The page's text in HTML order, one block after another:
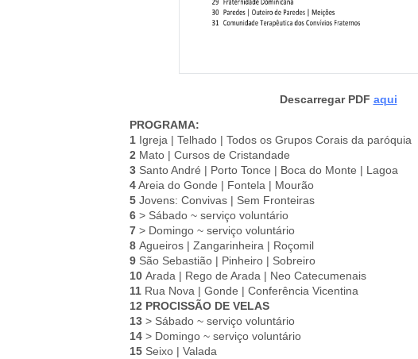
Descarregar PDF aqui
PROGRAMA:
1 Igreja | Telhado | Todos os Grupos Corais da paróquia
2 Mato | Cursos de Cristandade
3 Santo André | Porto Tonce | Boca do Monte | Lagoa
4Areia do Gonde | Fontela | Mourão
5 Jovens: Convivas | Sem Fronteiras
6 > Sábado ~ serviço voluntário
7 > Domingo ~ serviço voluntário
8 Agueiros | Zangarinheira | Roçomil
9 São Sebastião | Pinheiro | Sobreiro
10 Arada | Rego de Arada | Neo Catecumenais
11 Rua Nova | Gonde | Conferência Vicentina
12 PROCISSÃO DE VELAS
13 > Sábado ~ serviço voluntário
14 > Domingo ~ serviço voluntário
15 Seixo | Valada